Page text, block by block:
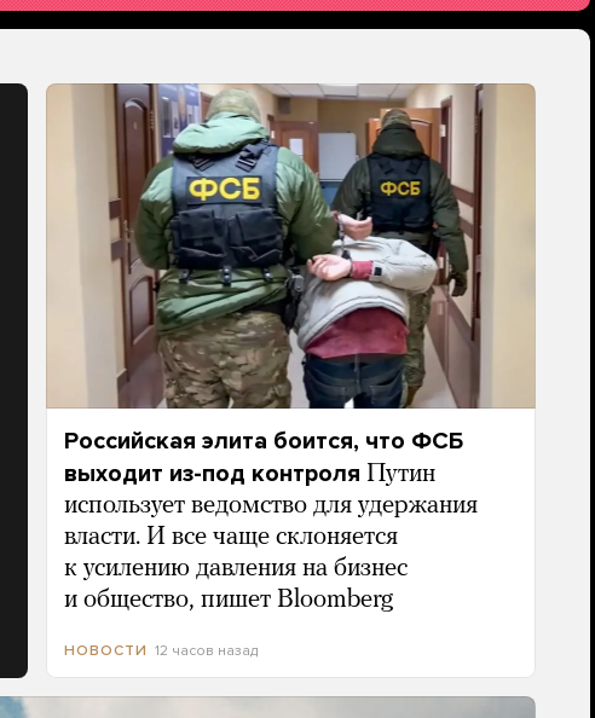
Российская элита боится, что ФСБ
выходит из-под контроля Путин
использует ведомство для удержания
власти. И все чаще склоняется
к усилению давления на бизнес
и общество, пишет Bloomberg
НОВОСТИ 12 часов назад